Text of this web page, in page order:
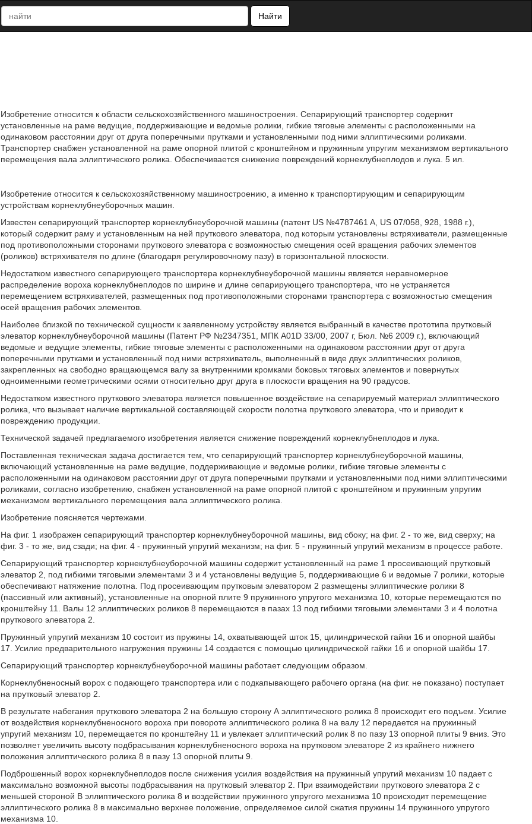
Найти
Изобретение относится к области сельскохозяйственного машиностроения. Сепарирующий транспортер содержит
установленные на раме ведущие, поддерживающие и ведомые ролики, гибкие тяговые элементы с расположенными на
одинаковом расстоянии друг от друга поперечными прутками и установленными под ними эллиптическими роликами.
Транспортер снабжен установленной на раме опорной плитой с кронштейном и пружинным упругим механизмом вертикального
перемещения вала эллиптического ролика. Обеспечивается снижение повреждений корнеклубнеплодов и лука. 5 ил.
Изобретение относится к сельскохозяйственному машиностроению, а именно к транспортирующим и сепарирующим
устройствам корнеклубнеуборочных машин.
Известен сепарирующий транспортер корнеклубнеуборочной машины (патент US №4787461 A, US 07/058, 928, 1988 г.),
который содержит раму и установленным на ней пруткового элеватора, под которым установлены встряхиватели, размещенные
под противоположными сторонами пруткового элеватора с возможностью смещения осей вращения рабочих элементов
(роликов) встряхивателя по длине (благодаря регулировочному пазу) в горизонтальной плоскости.
Недостатком известного сепарирующего транспортера корнеклубнеуборочной машины является неравномерное
распределение вороха корнеклубнеплодов по ширине и длине сепарирующего транспортера, что не устраняется
перемещением встряхивателей, размещенных под противоположными сторонами транспортера с возможностью смещения
осей вращения рабочих элементов.
Наиболее близкой по технической сущности к заявленному устройству является выбранный в качестве прототипа прутковый
элеватор корнеклубнеуборочной машины (Патент РФ №2347351, МПК A01D 33/00, 2007 г, Бюл. №6 2009 г.), включающий
ведомые и ведущие элементы, гибкие тяговые элементы с расположенными на одинаковом расстоянии друг от друга
поперечными прутками и установленный под ними встряхиватель, выполненный в виде двух эллиптических роликов,
закрепленных на свободно вращающемся валу за внутренними кромками боковых тяговых элементов и повернутых
одноименными геометрическими осями относительно друг друга в плоскости вращения на 90 градусов.
Недостатком известного пруткового элеватора является повышенное воздействие на сепарируемый материал эллиптического
ролика, что вызывает наличие вертикальной составляющей скорости полотна пруткового элеватора, что и приводит к
повреждению продукции.
Технической задачей предлагаемого изобретения является снижение повреждений корнеклубнеплодов и лука.
Поставленная техническая задача достигается тем, что сепарирующий транспортер корнеклубнеуборочной машины,
включающий установленные на раме ведущие, поддерживающие и ведомые ролики, гибкие тяговые элементы с
расположенными на одинаковом расстоянии друг от друга поперечными прутками и установленными под ними эллиптическими
роликами, согласно изобретению, снабжен установленной на раме опорной плитой с кронштейном и пружинным упругим
механизмом вертикального перемещения вала эллиптического ролика.
Изобретение поясняется чертежами.
На фиг. 1 изображен сепарирующий транспортер корнеклубнеуборочной машины, вид сбоку; на фиг. 2 - то же, вид сверху; на
фиг. 3 - то же, вид сзади; на фиг. 4 - пружинный упругий механизм; на фиг. 5 - пружинный упругий механизм в процессе работе.
Сепарирующий транспортер корнеклубнеуборочной машины содержит установленный на раме 1 просеивающий прутковый
элеватор 2, под гибкими тяговыми элементами 3 и 4 установлены ведущие 5, поддерживающие 6 и ведомые 7 ролики, которые
обеспечивают натяжение полотна. Под просеивающим прутковым элеватором 2 размещены эллиптические ролики 8
(пассивный или активный), установленные на опорной плите 9 пружинного упругого механизма 10, которые перемещаются по
кронштейну 11. Валы 12 эллиптических роликов 8 перемещаются в пазах 13 под гибкими тяговыми элементами 3 и 4 полотна
пруткового элеватора 2.
Пружинный упругий механизм 10 состоит из пружины 14, охватывающей шток 15, цилиндрической гайки 16 и опорной шайбы
17. Усилие предварительного нагружения пружины 14 создается с помощью цилиндрической гайки 16 и опорной шайбы 17.
Сепарирующий транспортер корнеклубнеуборочной машины работает следующим образом.
Корнеклубненосный ворох с подающего транспортера или с подкапывающего рабочего органа (на фиг. не показано) поступает
на прутковый элеватор 2.
В результате набегания пруткового элеватора 2 на большую сторону А эллиптического ролика 8 происходит его подъем. Усилие
от воздействия корнеклубненосного вороха при повороте эллиптического ролика 8 на валу 12 передается на пружинный
упругий механизм 10, перемещается по кронштейну 11 и увлекает эллиптический ролик 8 по пазу 13 опорной плиты 9 вниз. Это
позволяет увеличить высоту подбрасывания корнеклубненосного вороха на прутковом элеваторе 2 из крайнего нижнего
положения эллиптического ролика 8 в пазу 13 опорной плиты 9.
Подброшенный ворох корнеклубнеплодов после снижения усилия воздействия на пружинный упругий механизм 10 падает с
максимально возможной высоты подбрасывания на прутковый элеватор 2. При взаимодействии пруткового элеватора 2 с
меньшей стороной В эллиптического ролика 8 и воздействии пружинного упругого механизма 10 происходит перемещение
эллиптического ролика 8 в максимально верхнее положение, определяемое силой сжатия пружины 14 пружинного упругого
механизма 10.